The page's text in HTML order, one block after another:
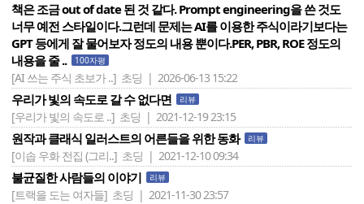
책은 조금 out of date 된 것 같다. Prompt engineering을 쓴 것도
너무 예전 스타일이다.그런데 문제는 AI를 이용한 주식이라기보다는
GPT 등에게 잘 물어보자 정도의 내용 뿐이다.PER, PBR, ROE 정도의
내용을 줄 ..
100자평
[AI 쓰는 주식 초보가 ..] 초딩 | 2026-06-13 15:22
우리가 빛의 속도로 갈 수 없다면 리뷰
[우리가 빛의 속도로 ..] 초딩 | 2021-12-19 23:15
원작과 클래식 일러스트의 어른들을 위한 동화 리뷰
[이솝 우화 전집 (그리..] 초딩 | 2021-12-10 09:34
불균질한 사람들의 이야기 리뷰
[트랙을 도는 여자들] 초딩 | 2021-11-30 23:57